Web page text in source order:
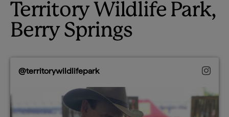
Territory Wildlife Park,
Berry Springs
@territorywildlifepark